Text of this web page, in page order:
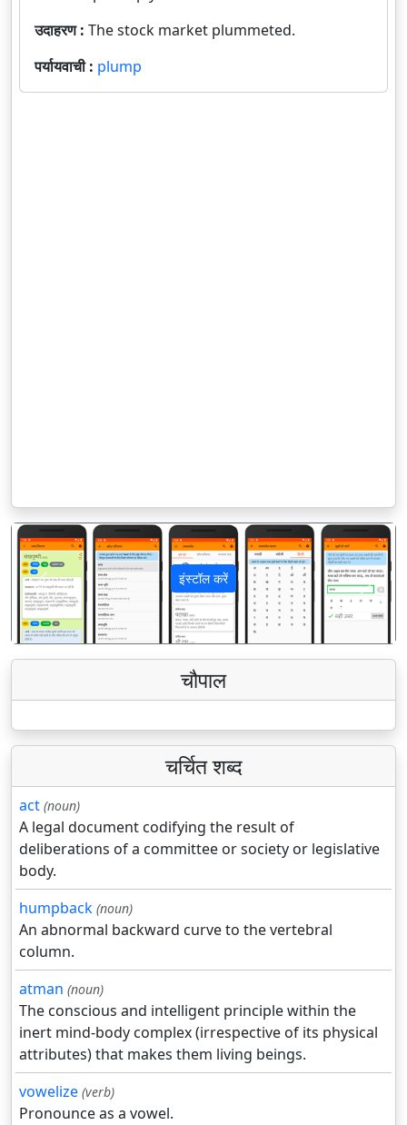
उदाहरण : The stock market plummeted.
पर्यायवाची : plump
इंस्टॉल करें
पिछला अगला
चौपाल
चर्चित शब्द
act (noun)
A legal document codifying the result of
deliberations of a committee or society or legislative
body.
humpback (noun)
An abnormal backward curve to the vertebral
column.
atman (noun)
The conscious and intelligent principle within the
inert mind-body complex (irrespective of its physical
attributes) that makes them living beings.
vowelize (verb)
Pronounce as a vowel.